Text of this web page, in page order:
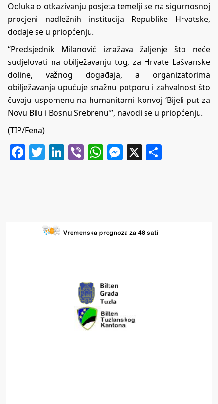
Odluka o otkazivanju posjeta temelji se na sigurnosnoj
procjeni nadležnih institucija Republike Hrvatske,
dodaje se u priopćenju.
“Predsjednik Milanović izražava žaljenje što neće
sudjelovati na obilježavanju tog, za Hrvate Lašvanske
doline, važnog događaja, a organizatorima
obilježavanja upućuje snažnu potporu i zahvalnost što
čuvaju uspomenu na humanitarni konvoj ‘Bijeli put za
Novu Bilu i Bosnu Srebrenu'”, navodi se u priopćenju.
(TIP/Fena)
Facebook
Twitter
LinkedIn
ViberWhatsApp
Messenger
X